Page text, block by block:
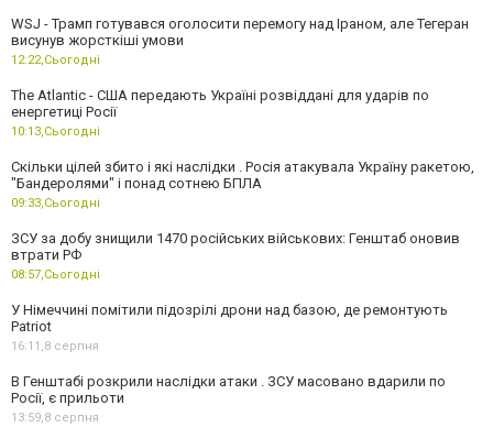
WSJ - Трамп готувався оголосити перемогу над Іраном, але Тегеран
висунув жорсткіші умови
12:22,Сьогодні
The Atlantic - США передають Україні розвіддані для ударів по
енергетиці Росії
10:13,Сьогодні
Скільки цілей збито і які наслідки . Росія атакувала Україну ракетою,
"Бандеролями" і понад сотнею БПЛА
09:33,Сьогодні
ЗСУ за добу знищили 1470 російських військових: Генштаб оновив
втрати РФ
08:57,Сьогодні
У Німеччині помітили підозрілі дрони над базою, де ремонтують
Patriot
16:11,8 серпня
В Генштабі розкрили наслідки атаки . ЗСУ масовано вдарили по
Росії, є прильоти
13:59,8 серпня